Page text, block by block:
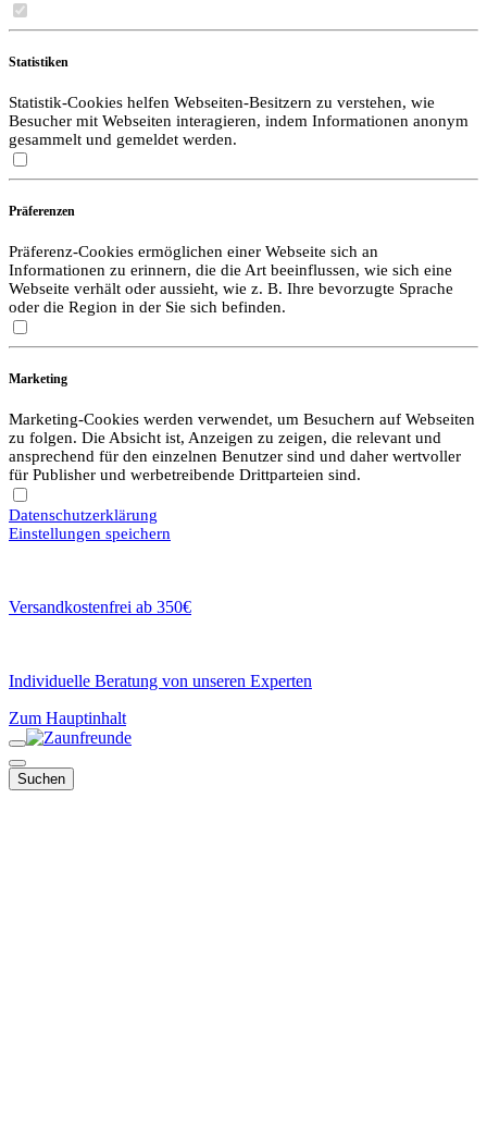
Statistiken
Statistik-Cookies helfen Webseiten-Besitzern zu verstehen, wie
Besucher mit Webseiten interagieren, indem Informationen anonym
gesammelt und gemeldet werden.
Präferenzen
Präferenz-Cookies ermöglichen einer Webseite sich an
Informationen zu erinnern, die die Art beeinflussen, wie sich eine
Webseite verhält oder aussieht, wie z. B. Ihre bevorzugte Sprache
oder die Region in der Sie sich befinden.
Marketing
Marketing-Cookies werden verwendet, um Besuchern auf Webseiten
zu folgen. Die Absicht ist, Anzeigen zu zeigen, die relevant und
ansprechend für den einzelnen Benutzer sind und daher wertvoller
für Publisher und werbetreibende Drittparteien sind.
Datenschutzerklärung
Einstellungen speichern
Versandkostenfrei ab 350€
Individuelle Beratung von unseren Experten
Zum Hauptinhalt
Suchen